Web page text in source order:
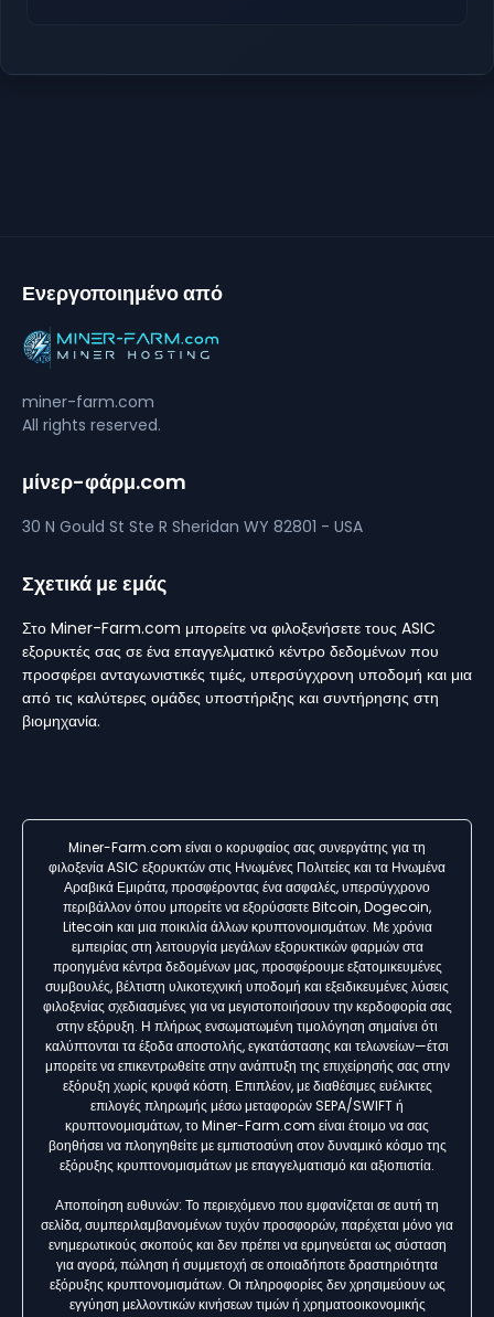
Ενεργοποιημένο από
miner-farm.com
All rights reserved.
μίνερ-φάρμ.com
30 N Gould St Ste R Sheridan WY 82801 - USA
Σχετικά με εμάς
Στο Miner-Farm.com μπορείτε να φιλοξενήσετε τους ASIC
εξορυκτές σας σε ένα επαγγελματικό κέντρο δεδομένων που
προσφέρει ανταγωνιστικές τιμές, υπερσύγχρονη υποδομή και μια
από τις καλύτερες ομάδες υποστήριξης και συντήρησης στη
βιομηχανία.
Miner-Farm.com είναι ο κορυφαίος σας συνεργάτης για τη
φιλοξενία ASIC εξορυκτών στις Ηνωμένες Πολιτείες και τα Ηνωμένα
Αραβικά Εμιράτα, προσφέροντας ένα ασφαλές, υπερσύγχρονο
περιβάλλον όπου μπορείτε να εξορύσσετε Bitcoin, Dogecoin,
Litecoin και μια ποικιλία άλλων κρυπτονομισμάτων. Με χρόνια
εμπειρίας στη λειτουργία μεγάλων εξορυκτικών φαρμών στα
προηγμένα κέντρα δεδομένων μας, προσφέρουμε εξατομικευμένες
συμβουλές, βέλτιστη υλικοτεχνική υποδομή και εξειδικευμένες λύσεις
φιλοξενίας σχεδιασμένες για να μεγιστοποιήσουν την κερδοφορία σας
στην εξόρυξη. Η πλήρως ενσωματωμένη τιμολόγηση σημαίνει ότι
καλύπτονται τα έξοδα αποστολής, εγκατάστασης και τελωνείων—έτσι
μπορείτε να επικεντρωθείτε στην ανάπτυξη της επιχείρησής σας στην
εξόρυξη χωρίς κρυφά κόστη. Επιπλέον, με διαθέσιμες ευέλικτες
επιλογές πληρωμής μέσω μεταφορών SEPA/SWIFT ή
κρυπτονομισμάτων, το Miner-Farm.com είναι έτοιμο να σας
βοηθήσει να πλοηγηθείτε με εμπιστοσύνη στον δυναμικό κόσμο της
εξόρυξης κρυπτονομισμάτων με επαγγελματισμό και αξιοπιστία.
Αποποίηση ευθυνών: Το περιεχόμενο που εμφανίζεται σε αυτή τη
σελίδα, συμπεριλαμβανομένων τυχόν προσφορών, παρέχεται μόνο για
ενημερωτικούς σκοπούς και δεν πρέπει να ερμηνεύεται ως σύσταση
για αγορά, πώληση ή συμμετοχή σε οποιαδήποτε δραστηριότητα
εξόρυξης κρυπτονομισμάτων. Οι πληροφορίες δεν χρησιμεύουν ως
εγγύηση μελλοντικών κινήσεων τιμών ή χρηματοοικονομικής